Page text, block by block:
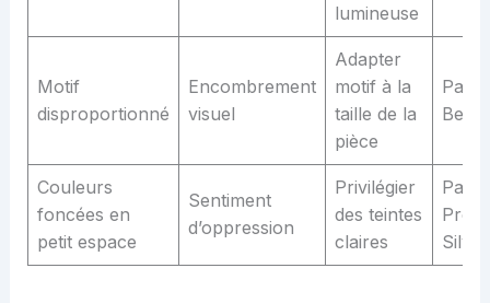
lumineuse
Motif
disproportionné
Encombrement
visuel
Adapter
motif à la
taille de la
pièce
Couleurs
foncées en
petit espace
Sentiment
d’oppression
Privilégier
des teintes
claires